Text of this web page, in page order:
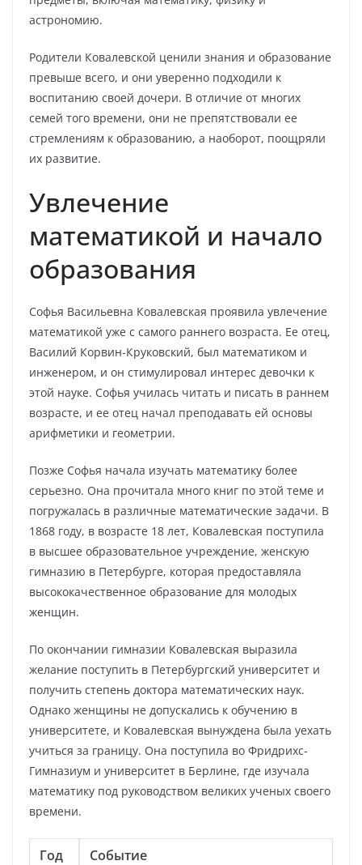
астрономию.
Родители Ковалевской ценили знания и образование
превыше всего, и они уверенно подходили к
воспитанию своей дочери. В отличие от многих
семей того времени, они не препятствовали ее
стремлениям к образованию, а наоборот, поощряли
их развитие.
Увлечение
математикой и начало
образования
Софья Васильевна Ковалевская проявила увлечение
математикой уже с самого раннего возраста. Ее отец,
Василий Корвин-Круковский, был математиком и
инженером, и он стимулировал интерес девочки к
этой науке. Софья училась читать и писать в раннем
возрасте, и ее отец начал преподавать ей основы
арифметики и геометрии.
Позже Софья начала изучать математику более
серьезно. Она прочитала много книг по этой теме и
погружалась в различные математические задачи. В
1868 году, в возрасте 18 лет, Ковалевская поступила
в высшее образовательное учреждение, женскую
гимназию в Петербурге, которая предоставляла
высококачественное образование для молодых
женщин.
По окончании гимназии Ковалевская выразила
желание поступить в Петербургский университет и
получить степень доктора математических наук.
Однако женщины не допускались к обучению в
университете, и Ковалевская вынуждена была уехать
учиться за границу. Она поступила во Фридрихс-
Гимназиум и университет в Берлине, где изучала
математику под руководством великих ученых своего
времени.
Год
Событие